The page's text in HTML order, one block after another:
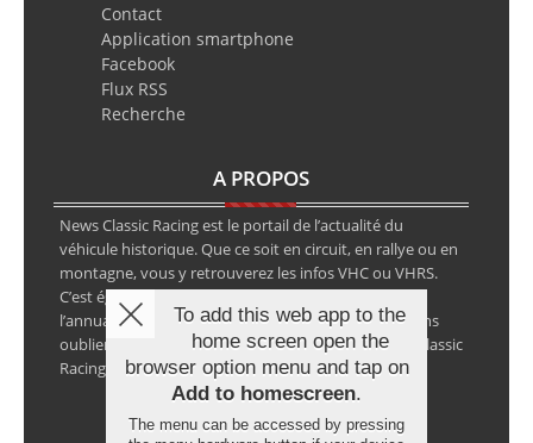
Contact
Application smartphone
Facebook
Flux RSS
Recherche
A PROPOS
News Classic Racing est le portail de l’actualité du
véhicule historique. Que ce soit en circuit, en rallye ou en
montagne, vous y retrouverez les infos VHC ou VHRS.
C’est également le calendrier des épreuves ainsi que
l’annuaire des spécialistes de la voiture ancienne, sans
oublier les petites annonces avec notre partenaire Classic
Racing Annonces.
To add this web app to the
home screen open the
browser option menu and tap on
Add to homescreen.
The menu can be accessed by pressing